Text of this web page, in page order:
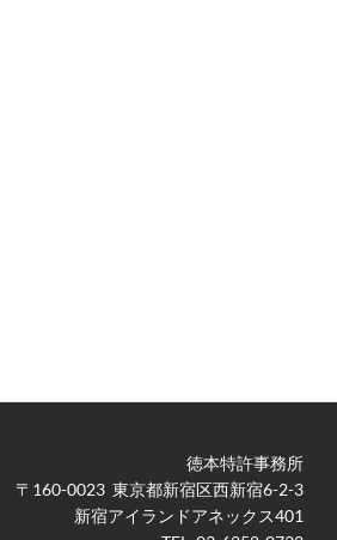
徳本特許事務所
​〒160-0023 東京都新宿区西新宿6-2-3
新宿アイランドアネックス401